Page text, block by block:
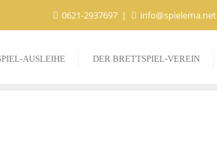
0621-2937697 info@spielema.net
AUSLEIHE DER BRETTSPIEL-VEREIN